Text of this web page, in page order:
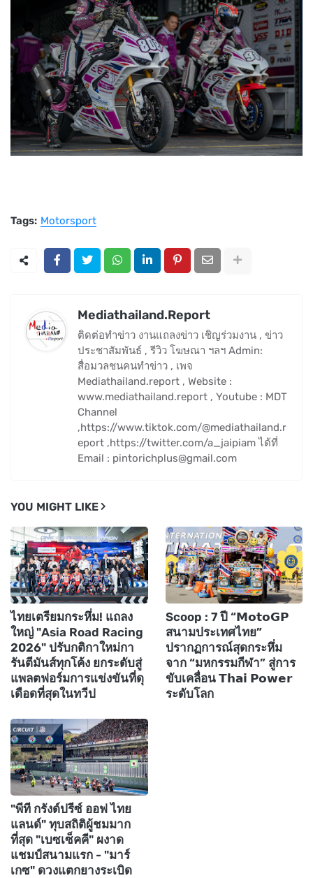
Tags: Motorsport
Mediathailand.Report
ติดต่อทำข่าว งานแถลงข่าว เชิญร่วมงาน , ข่าว
ประชาสัมพันธ์ , รีวิว โฆษณา ฯลฯ Admin:
สื่อมวลชนคนทำข่าว , เพจ
Mediathailand.report , Website :
www.mediathailand.report , Youtube : MDT
Channel
,https://www.tiktok.com/@mediathailand.r
eport ,https://twitter.com/a_jaipiam ได้ที่
Email : pintorichplus@gmail.com
YOU MIGHT LIKE
ไทยเตรียมกระหึ่ม! แถลง
ใหญ่ "Asia Road Racing
2026" ปรับกติกาใหม่กา
รันตีมันส์ทุกโค้ง ยกระดับสู่
แพลตฟอร์มการแข่งขันที่ดุ
เดือดที่สุดในทวีป
Scoop : 7 ปี “𝗠𝗼𝘁𝗼𝗚𝗣
สนามประเทศไทย”
ปรากฏการณ์สุดกระหึ่ม
จาก “มหกรรมกีฬา” สู่การ
ขับเคลื่อน 𝗧𝗵𝗮𝗶 𝗣𝗼𝘄𝗲𝗿
ระดับโลก
"พีที กรังด์ปรีซ์ ออฟ ไทย
แลนด์" ทุบสถิติผู้ชมมาก
ที่สุด "เบซเซ็คคี" ผงาด
แชมป์สนามแรก - "มาร์
เกซ" ดวงแตกยางระเบิด